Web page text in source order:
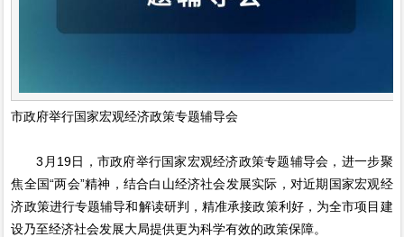
市政府举行国家宏观经济政策专题辅导会
3月19日，市政府举行国家宏观经济政策专题辅导会，进一步聚
焦全国“两会”精神，结合白山经济社会发展实际，对近期国家宏观经
济政策进行专题辅导和解读研判，精准承接政策利好，为全市项目建
设乃至经济社会发展大局提供更为科学有效的政策保障。